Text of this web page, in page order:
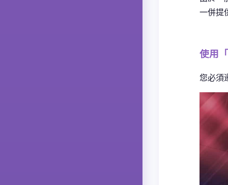
一併提
使用
您必須